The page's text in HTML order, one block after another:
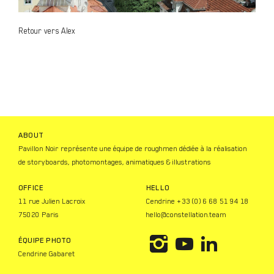
Retour vers Alex
ABOUT
Pavillon Noir représente une équipe de roughmen dédiée à la réalisation
de storyboards, photomontages, animatiques & illustrations
OFFICE
11 rue Julien Lacroix
75020 Paris
HELLO
Cendrine +33 (0) 6 68 51 94 18
hello@constellation.team
ÉQUIPE PHOTO
Cendrine Gabaret
Y
L